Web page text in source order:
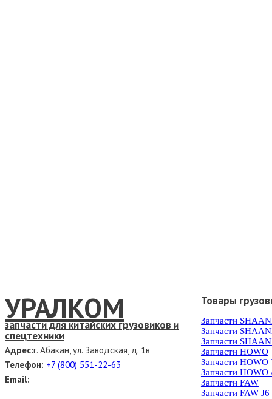
УРАЛКОМ
запчасти для китайских грузовиков и
спецтехники
Адрес:г. Абакан, ул. Заводская, д. 1в
Телефон: +7 (800) 551-22-63
Email:
Товары
Запчасти
Запчасти
Запчасти
Запчасти HOWO
Запчасти HOWO
Запчасти HOWO
Запчасти FAW
Запчасти FAW J6